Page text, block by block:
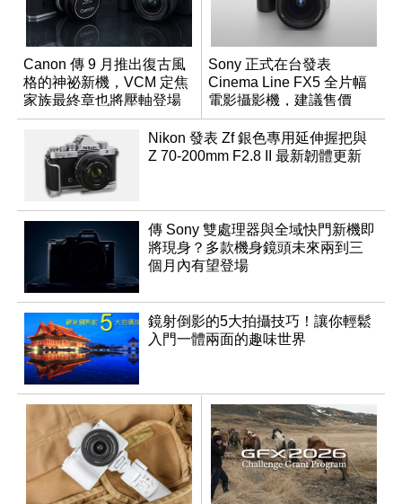
Canon 傳 9 月推出復古風
格的神祕新機，VCM 定焦
家族最終章也將壓軸登場
Sony 正式在台發表
Cinema Line FX5 全片幅
電影攝影機，建議售價
NT$144,980
Nikon 發表 Zf 銀色專用延伸握把與
Z 70-200mm F2.8 II 最新韌體更新
傳 Sony 雙處理器與全域快門新機即
將現身？多款機身鏡頭未來兩到三
個月內有望登場
鏡射倒影的5大拍攝技巧！讓你輕鬆
入門一體兩面的趣味世界